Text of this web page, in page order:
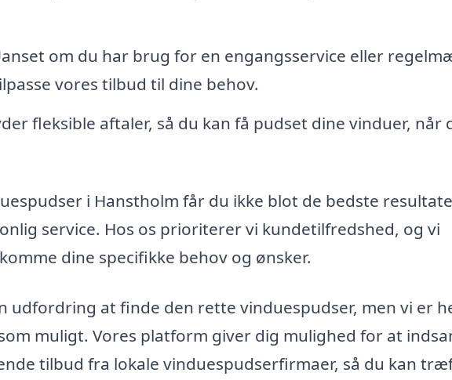
om du har brug for en engangsservice eller
vores tilbud til dine behov.
fleksible aftaler, så du kan få pudset dine vinduer, når
i Hanstholm får du ikke blot de bedste
service. Hos os prioriterer vi kundetilfredshed, og vi
dine specifikke behov og ønsker.
udfordring at finde den rette vinduespudser, men vi er
muligt. Vores platform giver dig mulighed for at
tilbud fra lokale vinduespudserfirmaer, så du kan